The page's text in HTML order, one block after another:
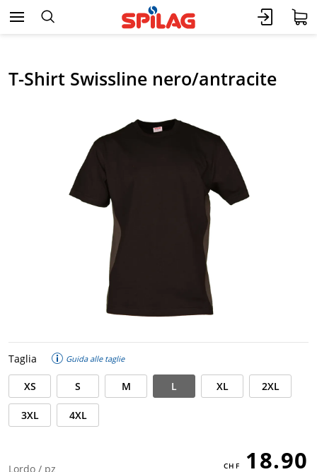
T-Shirt Swissline nero/antracite
Taglia Guida alle taglie
XS S M L XL 2XL
3XL 4XL
Lordo / pz 18.90